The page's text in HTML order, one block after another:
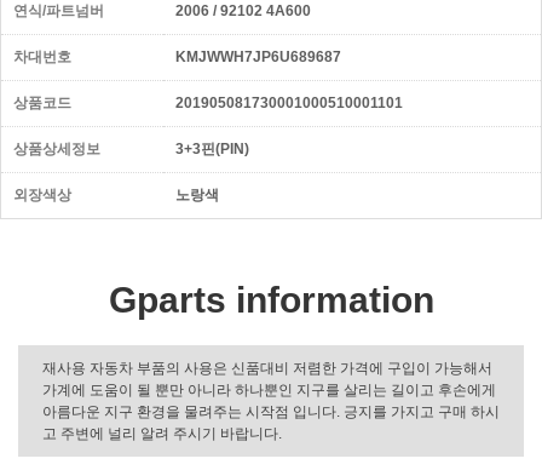
연식/파트넘버 2006 / 92102 4A600
차대번호 KMJWWH7JP6U689687
상품코드 201905081730001000510001101
상품상세정보 3+3핀(PIN)
외장색상 노랑색
Gparts information
재사용 자동차 부품의 사용은 신품대비 저렴한 가격에 구입이 가능해서
가계에 도움이 될 뿐만 아니라 하나뿐인 지구를 살리는 길이고 후손에게
아름다운 지구 환경을 물려주는 시작점 입니다. 긍지를 가지고 구매 하시
고 주변에 널리 알려 주시기 바랍니다.